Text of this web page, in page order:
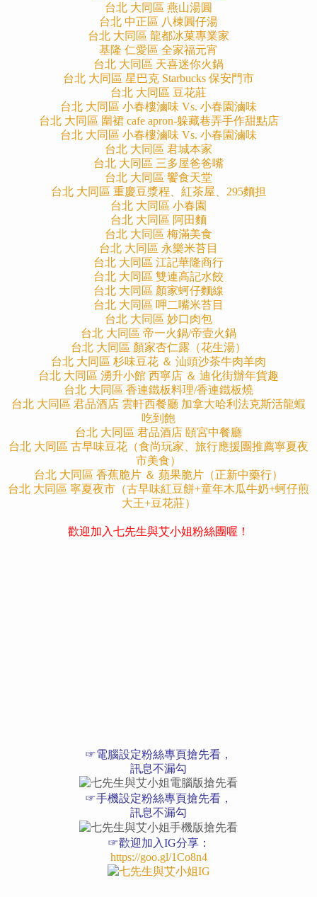
台北 大同區 燕山湯圓
台北 中正區 八棟圓仔湯
台北 大同區 龍都冰菓專業家
基隆 仁愛區 全家福元宵
台北 大同區 天喜迷你火鍋
台北 大同區 星巴克 Starbucks 保安門市
台北 大同區 豆花莊
台北 大同區 小春樓滷味 Vs. 小春園滷味
台北 大同區 圍裙 cafe apron-躲藏巷弄手作甜點店
台北 大同區 小春樓滷味 Vs. 小春園滷味
台北 大同區 君城本家
台北 大同區 三多屋爸爸嘴
台北 大同區 饗食天堂
台北 大同區 重慶豆漿程、紅茶屋、295麵担
台北 大同區 小春園
台北 大同區 阿田麵
台北 大同區 梅滿美食
台北 大同區 永樂米苔目
台北 大同區 江記華隆商行
台北 大同區 雙連高記水餃
台北 大同區 顏家蚵仔麵線
台北 大同區 呷二嘴米苔目
台北 大同區 妙口肉包
台北 大同區 帝一火鍋/帝壹火鍋
台北 大同區 顏家杏仁露（花生湯）
台北 大同區 杉味豆花 ＆ 汕頭沙茶牛肉羊肉
台北 大同區 湧升小館 西寧店 ＆ 迪化街辦年貨趣
台北 大同區 香連鐵板料理/香連鐵板燒
台北 大同區 君品酒店 雲軒西餐廳 加拿大哈利法克斯活龍蝦
吃到飽
台北 大同區 君品酒店 頤宮中餐廳
台北 大同區 古早味豆花（食尚玩家、旅行應援團推薦寧夏夜
市美食）
台北 大同區 香蕉脆片 ＆ 蘋果脆片（正新中藥行）
台北 大同區 寧夏夜市（古早味紅豆餅+童年木瓜牛奶+蚵仔煎
大王+豆花莊）
歡迎加入七先生與艾小姐粉絲團喔！
☞電腦設定粉絲專頁搶先看，
訊息不漏勾
☞手機設定粉絲專頁搶先看，
訊息不漏勾
☞歡迎加入IG分享：
https://goo.gl/1Co8n4